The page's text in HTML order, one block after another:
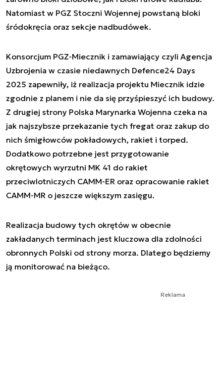
Natomiast w PGZ Stoczni Wojennej powstaną bloki
śródokręcia oraz sekcje nadbudówek.
Konsorcjum PGZ-Miecznik i zamawiający czyli Agencja
Uzbrojenia w czasie niedawnych Defence24 Days
2025 zapewniły, iż realizacja projektu Miecznik idzie
zgodnie z planem i nie da się przyśpieszyć ich budowy.
Z drugiej strony Polska Marynarka Wojenna czeka na
jak najszybsze przekazanie tych fregat oraz zakup do
nich śmigłowców pokładowych, rakiet i torped.
Dodatkowo potrzebne jest przygotowanie
okrętowych wyrzutni MK 41 do rakiet
przeciwlotniczych CAMM-ER oraz opracowanie rakiet
CAMM-MR o jeszcze większym zasięgu.
Realizacja budowy tych okrętów w obecnie
zakładanych terminach jest kluczowa dla zdolności
obronnych Polski od strony morza. Dlatego będziemy
ją monitorować na bieżąco.
Reklama